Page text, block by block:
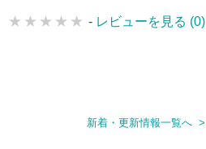
- レビューを見る (0)
新着・更新情報一覧へ >